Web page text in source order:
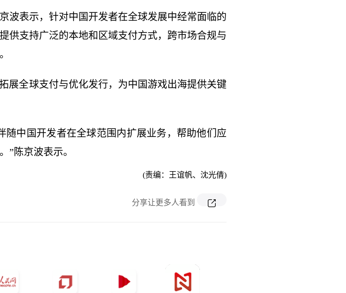
波表示，针对中国开发者在全球发展中经常面临的
供支持广泛的本地和区域支付方式，跨市场合规与
展全球支付与优化发行，为中国游戏出海提供关键
随中国开发者在全球范围内扩展业务，帮助他们应
”陈京波表示。
(责编：王谊帆、沈光倩)
分享让更多人看到